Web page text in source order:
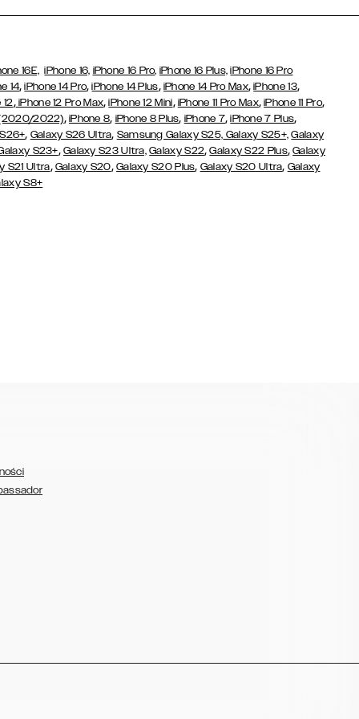
16E, iPhone 16, iPhone 16 Pro, iPhone 16 Plus, iPhone 16 Pro
14,iPhone 14 Pro,iPhone 14 Plus, iPhone 14 Pro Max,iPhone 13,
12,iPhone 12 Pro Max,iPhone 12 Mini, iPhone 11 Pro Max,iPhone 11 Pro,
(2020/2022), iPhone 8, iPhone 8 Plus, iPhone 7,iPhone 7 Plus,
, Galaxy S26 Ultra, Samsung Galaxy S25, Galaxy S25+, Galaxy
S23+, Galaxy S23 Ultra, Galaxy S22,Galaxy S22 Plus,Galaxy
S21 Ultra, Galaxy S20, Galaxy S20 Plus, Galaxy S20 Ultra, Galaxy
S8+